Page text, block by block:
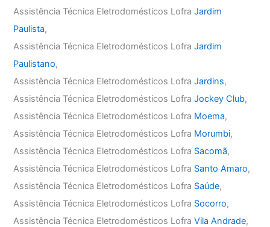
Assistência Técnica Eletrodomésticos LofraJardim
Paulista,
Assistência Técnica Eletrodomésticos LofraJardim
Paulistano,
Assistência Técnica Eletrodomésticos LofraJardins,
Assistência Técnica Eletrodomésticos LofraJockey Club,
Assistência Técnica Eletrodomésticos Lofra Moema,
Assistência Técnica Eletrodomésticos Lofra Morumbi,
Assistência Técnica Eletrodomésticos Lofra Sacomã,
Assistência Técnica Eletrodomésticos Lofra Santo Amaro,
Assistência Técnica Eletrodomésticos Lofra Saúde,
Assistência Técnica Eletrodomésticos Lofra Socorro,
Assistência Técnica Eletrodomésticos LofraVila Andrade,